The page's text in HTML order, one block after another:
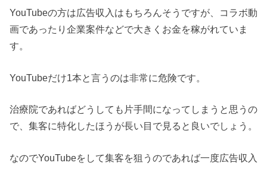
YouTubeの方は広告収入はもちろんそうですが、コラボ動
画であったり企業案件などで大きくお金を稼がれていま
す。
YouTubeだけ1本と言うのは非常に危険です。
治療院であればどうしても片手間になってしまうと思うの
で、集客に特化したほうが長い目で見ると良いでしょう。
なのでYouTubeをして集客を狙うのであれば一度広告収入